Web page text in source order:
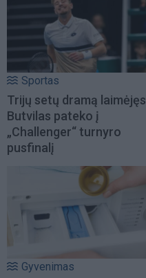
Sportas
Trijų setų dramą laimėjęs
Butvilas pateko į
„Challenger“ turnyro
pusfinalį
Gyvenimas